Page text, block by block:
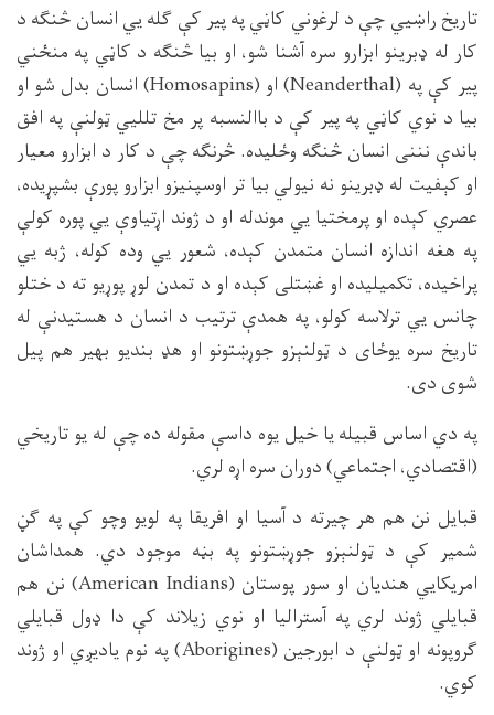
تاريخ راښيي چې د لرغوني كاڼي په پير كې ګله يي انسان څنګه د
كار له ډبرينو ابزارو سره آشنا شو، او بيا څنګه د كاڼي په منځني
پير كې په (Neanderthal) او (Homosapins) انسان بدل شو او
بيا د نوي كاڼي په پير كې د باالنسبه پر مخ تلليي ټولنې په افق
باندې نننى انسان څنګه وځليده. څرنګه چې د كار د ابزارو معيار
او كېفيت له ډبرينو نه نيولي بيا تر اوسپنيزو ابزارو پورې بشپړيده،
عصري كېده او پرمختيا يي موندله او د ژوند اړتياوې يي پوره كولې
په هغه اندازه انسان متمدن كېده، شعور يي وده كوله، ژبه يي
پراخيده، تكميليده او غښتلى كېده او د تمدن لوړ پوړيو ته د ختلو
چانس يي ترلاسه كولو، په همدې ترتيب د انسان د هستيدنې له
تاريخ سره يوځاى د ټولنېزو جوړښتونو او هډ بنديو بهير هم پيل
شوى دى.
په دي اساس قبيله يا خيل يوه داسې مقوله ده چې له يو تاريخي
(اقتصادي، اجتماعي) دوران سره اړه لري.
قبايل نن هم هر چيرته د آسيا او افريقا په لويو وچو كې په ګڼ
شمير كې د ټولنېزو جوړښتونو په بڼه موجود دي. همداشان
امريكايي هنديان او سور پوستان (American Indians) نن هم
قبايلي ژوند لري په آستراليا او نوي زيلاند كې دا ډول قبايلي
ګروپونه او ټولنې د ابورجين (Aborigines) په نوم ياديږي او ژوند
كوي.